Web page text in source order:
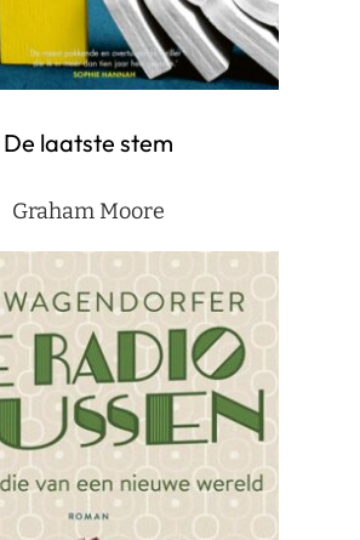
De laatste stem
Graham Moore